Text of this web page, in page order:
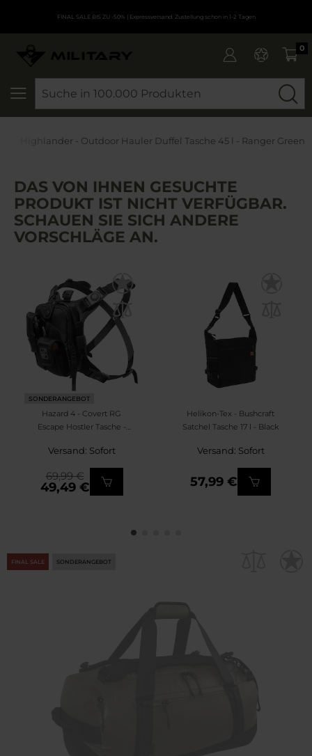
FINAL SALE BIS ZU -50% | Expressversand. Zustellung schon in 1-2 Tagen
0
Highlander - Outdoor Hauler Duffel Tasche 45 l - Ranger Green
DAS VON IHNEN GESUCHTE
PRODUKT IST NICHT VERFÜGBAR.
SCHAUEN SIE SICH ANDERE
VORSCHLÄGE AN.
SONDERANGEBOT
Hazard 4 - Covert RG
Escape Hostler Tasche -
Versand: Sofort
49,49 €
69,99 €
Helikon-Tex - Bushcraft
Satchel Tasche 17 l - Black
Versand: Sofort
57,99 €
FINAL SALE SONDERANGEBOT